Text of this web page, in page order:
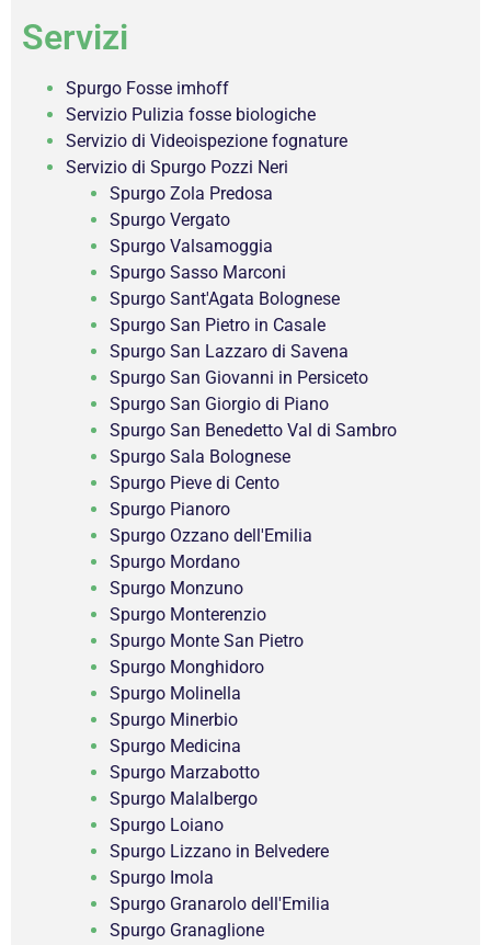
Servizi
Spurgo Fosse imhoff
Servizio Pulizia fosse biologiche
Servizio di Videoispezione fognature
Servizio di Spurgo Pozzi Neri
Spurgo Zola Predosa
Spurgo Vergato
Spurgo Valsamoggia
Spurgo Sasso Marconi
Spurgo Sant'Agata Bolognese
Spurgo San Pietro in Casale
Spurgo San Lazzaro di Savena
Spurgo San Giovanni in Persiceto
Spurgo San Giorgio di Piano
Spurgo San Benedetto Val di Sambro
Spurgo Sala Bolognese
Spurgo Pieve di Cento
Spurgo Pianoro
Spurgo Ozzano dell'Emilia
Spurgo Mordano
Spurgo Monzuno
Spurgo Monterenzio
Spurgo Monte San Pietro
Spurgo Monghidoro
Spurgo Molinella
Spurgo Minerbio
Spurgo Medicina
Spurgo Marzabotto
Spurgo Malalbergo
Spurgo Loiano
Spurgo Lizzano in Belvedere
Spurgo Imola
Spurgo Granarolo dell'Emilia
Spurgo Granaglione